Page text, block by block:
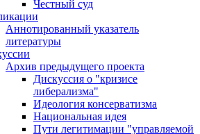
Честный суд
Аннотированный указатель
литературы
Архив предыдущего проекта
Дискуссия о "кризисе
либерализма"
Идеология консерватизма
Национальная идея
Пути легитимации "управляемой